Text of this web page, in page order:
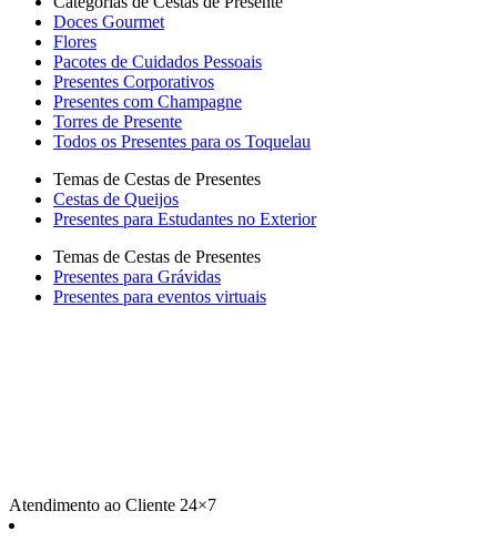
Doces Gourmet
Flores
Pacotes de Cuidados Pessoais
Presentes Corporativos
Presentes com Champagne
Torres de Presente
Todos os Presentes para os Toquelau
Temas de Cestas de Presentes
Cestas de Queijos
Presentes para Estudantes no Exterior
Temas de Cestas de Presentes
Presentes para Grávidas
Presentes para eventos virtuais
Atendimento ao Cliente 24×7